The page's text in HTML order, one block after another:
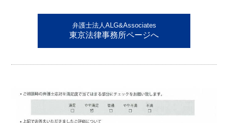
弁護士法人ALG&Associates
東京法律事務所ページへ